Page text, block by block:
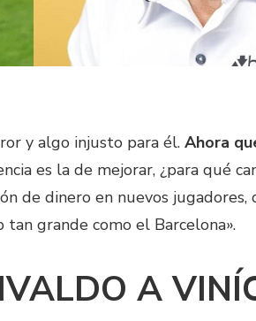
y algo injusto para él. Ahora
es la de mejorar, ¿para qué
de dinero en nuevos jugadores,
grande como el Barcelona».
A